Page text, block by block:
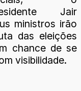
Jair
ministros irão
das eleições
chance de se
visibilidade.